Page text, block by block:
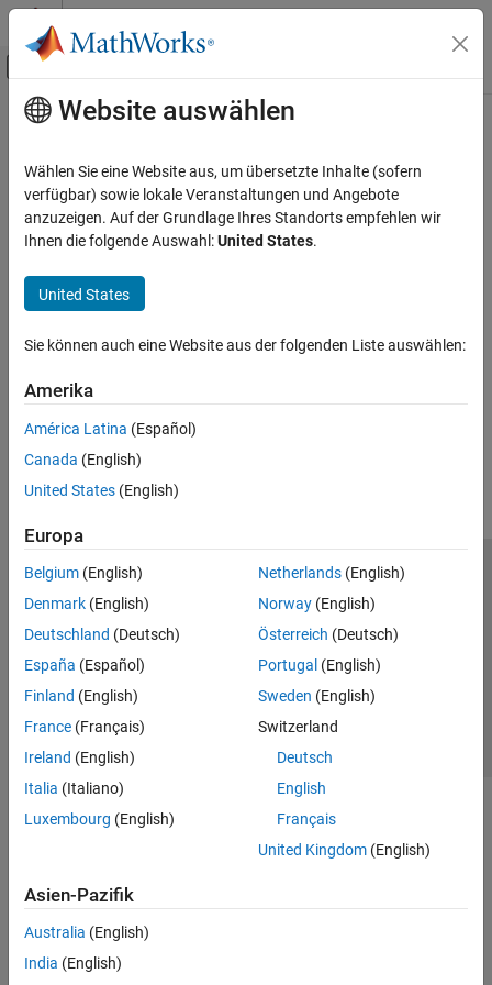
Weiter zum Inhalt
Umschaltung für Off-Canvas-
Startseite der Dokumentation
Hauptinhalt
How useful was this information?
Website auswählen
Wählen Sie eine Website aus, um übersetzte Inhalte (sofern
verfügbar) sowie lokale Veranstaltungen und Angebote
anzuzeigen. Auf der Grundlage Ihres Standorts empfehlen wir
Ihnen die folgende Auswahl:United States.
United States
Sie können auch eine Website aus der folgenden Liste auswählen:
Amerika
América Latina (Español)
Canada (English)
United States (English)
Europa
Belgium (English)
Denmark (English)
Deutschland (Deutsch)
España (Español)
Finland (English)
France (Français)
Ireland (English)
Italia (Italiano)
Luxembourg (English)
Netherlands(English)
Norway(English)
Österreich (Deutsch)
Portugal (English)
Sweden (English)
Switzerland
Deutsch
English
Français
United Kingdom(English)
Asien-Pazifik
Australia (English)
India (English)
Trust Center
Datenschutz-Richtlinien
Datendiebstahl verhindern
Status von Anwendungen
© 1994-2026 The MathWorks, Inc.
Website auswählen
Deutschland